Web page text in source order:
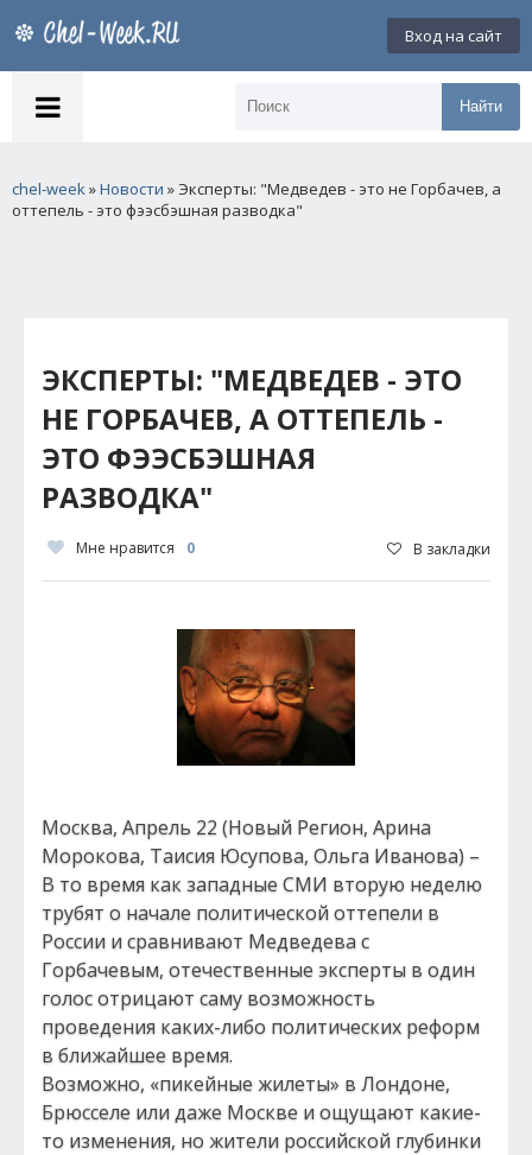
Вход на сайт
Найти
chel-week»Новости » Эксперты: "Медведев - это не Горбачев, а
оттепель - это фээсбэшная разводка"
ЭКСПЕРТЫ: "МЕДВЕДЕВ - ЭТО
НЕ ГОРБАЧЕВ, А ОТТЕПЕЛЬ -
ЭТО ФЭЭСБЭШНАЯ
РАЗВОДКА"
Мне нравится 0 В закладки
Москва, Апрель 22 (Новый Регион, Арина
Морокова, Таисия Юсупова, Ольга Иванова) –
В то время как западные СМИ вторую неделю
трубят о начале политической оттепели в
России и сравнивают Медведева с
Горбачевым, отечественные эксперты в один
голос отрицают саму возможность
проведения каких-либо политических реформ
в ближайшее время.
Возможно, «пикейные жилеты» в Лондоне,
Брюсселе или даже Москве и ощущают какие-
то изменения, но жители российской глубинки